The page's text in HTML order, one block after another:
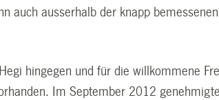
auch ausserhalb der knapp
hingegen und für die willkommene
Im September 2012